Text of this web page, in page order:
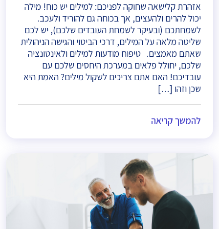
אזהרת קלישאה שחוקה לפניכם: למילים יש כוח! מילה
יכול להרים ולהעצים, אך בכוחה גם להוריד ולעכב.
לשמחתכם (ובעיקר לשמחת העובדים שלכם), יש לכם
שליטה מלאה על המילים, דרכי הביטוי והגישה הניהולית
שאתם מאמצים. טיפוח מודעות למילים ולאינטונציה
שלכם, יחולל פלאים במערכת היחסים שלכם עם
עובדיכם! האם אתם צריכים לשקול מילים? האמת היא
שכן וזהו […]
להמשך קריאה